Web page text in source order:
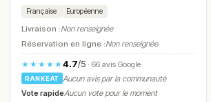
Française Européenne
Livraison :Non renseignée
Réservation en ligne :Non renseignée
★★★★★4.7/5· 66 avis Google
RANKEAT
Aucun avis par la communauté
Vote rapideAucun vote pour le moment